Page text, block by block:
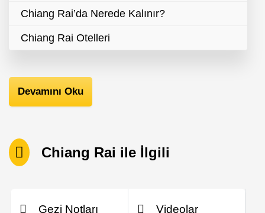
Chiang Rai’da Nerede Kalınır?
Chiang Rai Otelleri
Devamını Oku
Chiang Rai ile İlgili
Gezi Notları Videolar